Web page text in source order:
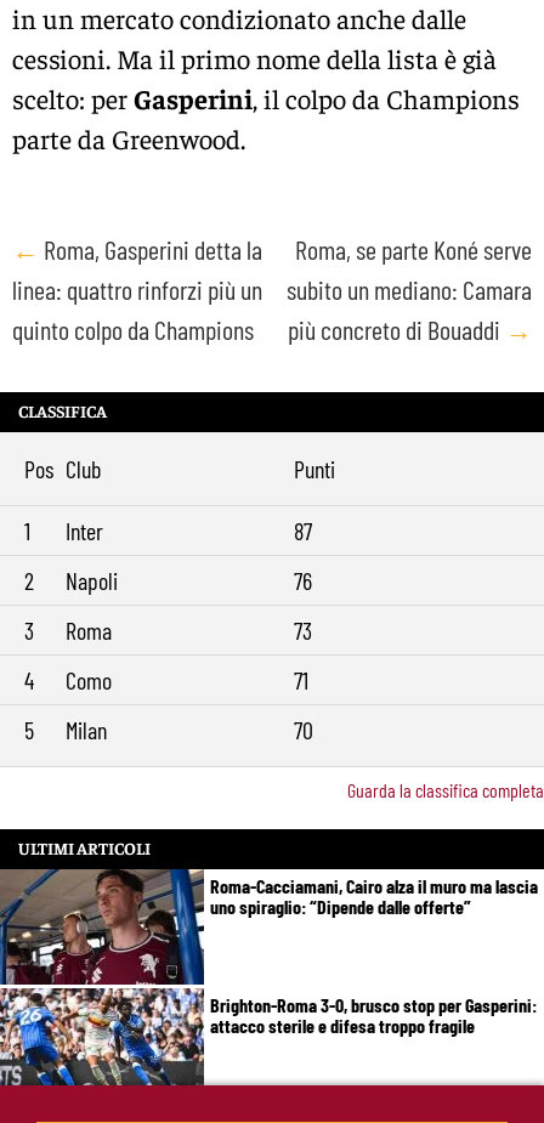
in un mercato condizionato anche dalle
cessioni. Ma il primo nome della lista è già
scelto: perGasperini, il colpo da Champions
parte da Greenwood.
Post
navigation
← Roma, Gasperini detta la
linea: quattro rinforzi più un
quinto colpo da Champions
Roma, se parte Koné serve
subito un mediano: Camara
più concreto di Bouaddi →
CLASSIFICA
Pos Club Punti
1 Inter
87
2
Napoli
76
3
Roma
73
4
Como
71
5
Milan 70
Guarda la classifica completa
ULTIMI ARTICOLI
Roma-Cacciamani, Cairo alza il muro ma lascia
uno spiraglio: “Dipende dalle offerte”
Brighton-Roma 3-0, brusco stop per Gasperini:
attacco sterile e difesa troppo fragile